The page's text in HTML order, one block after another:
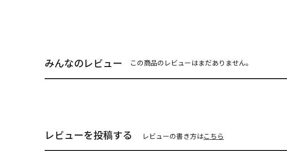
みんなのレビュー この商品のレビューはまだありません。
レビューを投稿する レビューの書き方はこちら